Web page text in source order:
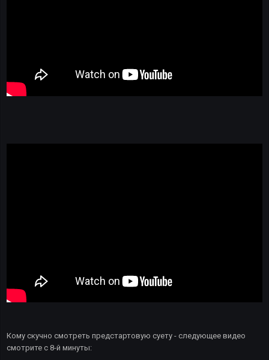
Кому скучно смотреть предстартовую суету - следующее видео
смотрите с 8-й минуты: